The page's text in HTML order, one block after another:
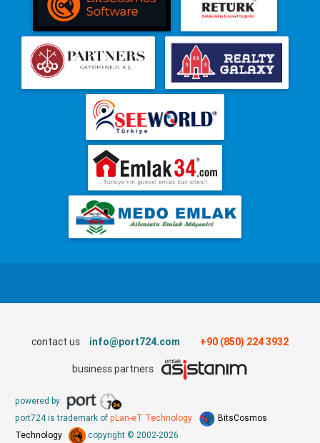
contact us info@port724.com +90 (850) 224 3932
business partners
powered by
port724 is trademark of pLan-eT Technology
BitsCosmos
Technology
copyright © 2002-2026